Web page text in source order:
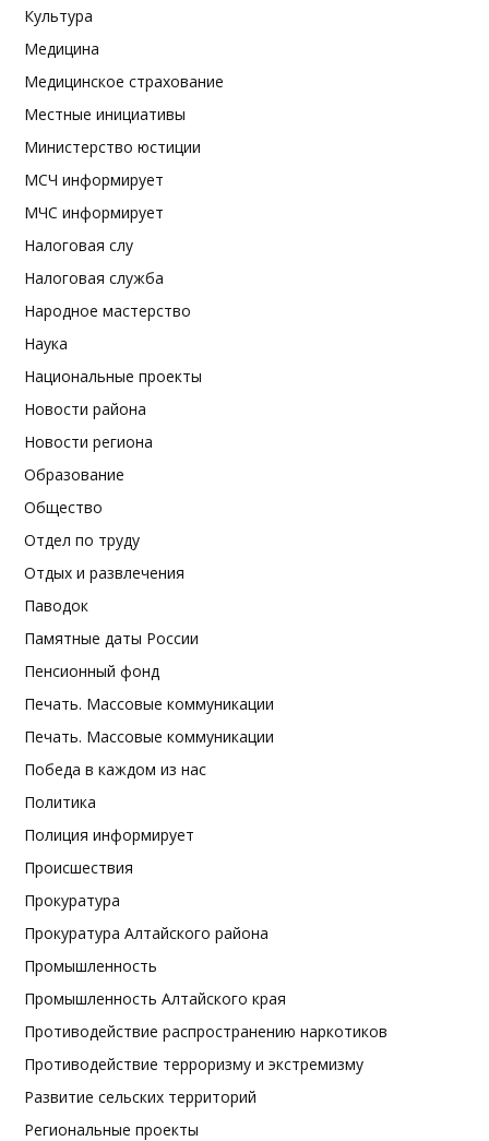
Культура
Медицина
Медицинское страхование
Местные инициативы
Министерство юстиции
МСЧ информирует
МЧС информирует
Налоговая слу
Налоговая служба
Народное мастерство
Наука
Национальные проекты
Новости района
Новости региона
Образование
Общество
Отдел по труду
Отдых и развлечения
Паводок
Памятные даты России
Пенсионный фонд
Печать. Массовые коммуникации
Печать. Массовые коммуникации
Победа в каждом из нас
Политика
Полиция информирует
Происшествия
Прокуратура
Прокуратура Алтайского района
Промышленность
Промышленность Алтайского края
Противодействие распространению наркотиков
Противодействие терроризму и экстремизму
Развитие сельских территорий
Региональные проекты